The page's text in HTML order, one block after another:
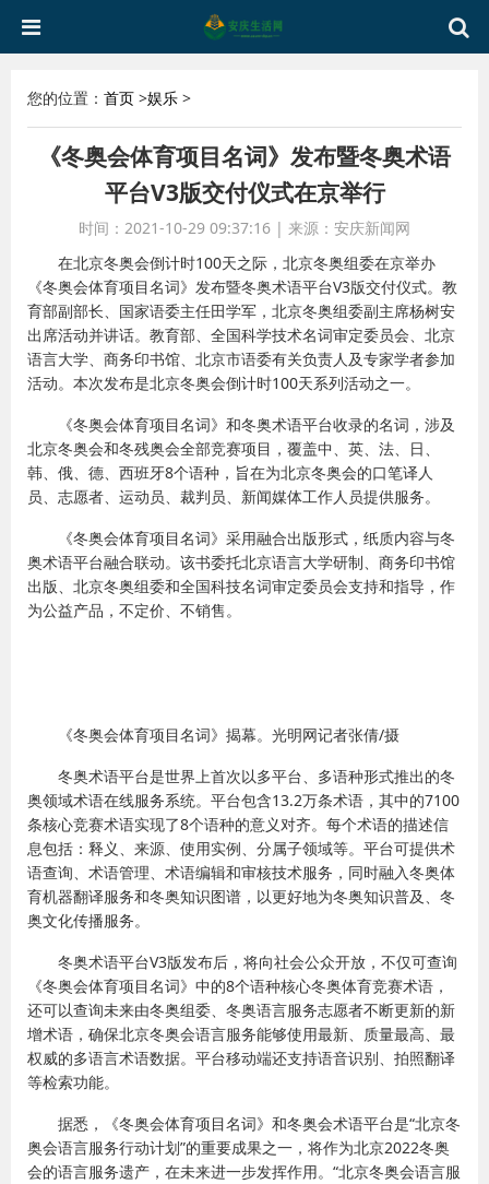
您的位置： 首页 >娱乐 >
《冬奥会体育项目名词》发布暨冬奥术语
平台V3版交付仪式在京举行
时间：2021-10-29 09:37:16 | 来源：安庆新闻网
在北京冬奥会倒计时100天之际，北京冬奥组委在京举办
《冬奥会体育项目名词》发布暨冬奥术语平台V3版交付仪式。教
育部副部长、国家语委主任田学军，北京冬奥组委副主席杨树安
出席活动并讲话。教育部、全国科学技术名词审定委员会、北京
语言大学、商务印书馆、北京市语委有关负责人及专家学者参加
活动。本次发布是北京冬奥会倒计时100天系列活动之一。
《冬奥会体育项目名词》和冬奥术语平台收录的名词，涉及
北京冬奥会和冬残奥会全部竞赛项目，覆盖中、英、法、日、
韩、俄、德、西班牙8个语种，旨在为北京冬奥会的口笔译人
员、志愿者、运动员、裁判员、新闻媒体工作人员提供服务。
《冬奥会体育项目名词》采用融合出版形式，纸质内容与冬
奥术语平台融合联动。该书委托北京语言大学研制、商务印书馆
出版、北京冬奥组委和全国科技名词审定委员会支持和指导，作
为公益产品，不定价、不销售。
《冬奥会体育项目名词》揭幕。光明网记者张倩/摄
冬奥术语平台是世界上首次以多平台、多语种形式推出的冬
奥领域术语在线服务系统。平台包含13.2万条术语，其中的7100
条核心竞赛术语实现了8个语种的意义对齐。每个术语的描述信
息包括：释义、来源、使用实例、分属子领域等。平台可提供术
语查询、术语管理、术语编辑和审核技术服务，同时融入冬奥体
育机器翻译服务和冬奥知识图谱，以更好地为冬奥知识普及、冬
奥文化传播服务。
冬奥术语平台V3版发布后，将向社会公众开放，不仅可查询
《冬奥会体育项目名词》中的8个语种核心冬奥体育竞赛术语，
还可以查询未来由冬奥组委、冬奥语言服务志愿者不断更新的新
增术语，确保北京冬奥会语言服务能够使用最新、质量最高、最
权威的多语言术语数据。平台移动端还支持语音识别、拍照翻译
等检索功能。
据悉，《冬奥会体育项目名词》和冬奥会术语平台是“北京冬
奥会语言服务行动计划”的重要成果之一，将作为北京2022冬奥
会的语言服务遗产，在未来进一步发挥作用。“北京冬奥会语言服